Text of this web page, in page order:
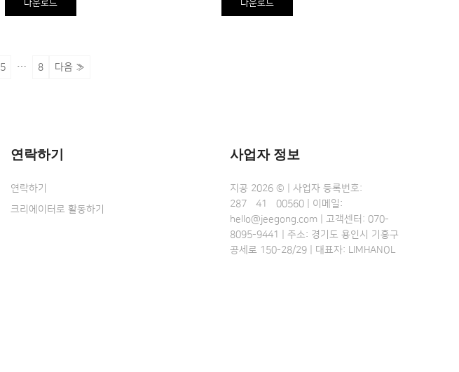
다운로드 다운로드
5 … 8 다음 »
연락하기
연락하기
크리에이터로 활동하기
사업자 정보
지공 2026 © | 사업자 등록번호:
287•41•00560 | 이메일:
hello@jeegong.com | 고객센터: 070-
8095-9441 | 주소: 경기도 용인시 기흥구
공세로 150-28/29 | 대표자: LIMHANOL